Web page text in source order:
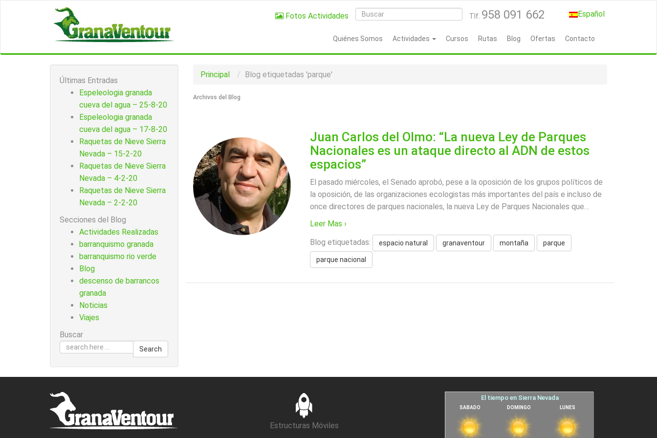
Español
Fotos Actividades Tlf. 958 091 662
Quiénes Somos Actividades Cursos Rutas Blog Ofertas Contacto
Principal Blog etiquetadas 'parque'
Archivos del Blog
Juan Carlos del Olmo: “La nueva Ley de Parques
Nacionales es un ataque directo al ADN de estos
espacios”
El pasado miércoles, el Senado aprobó, pese a la oposición de los grupos políticos de
la oposición, de las organizaciones ecologistas más importantes del país e incluso de
once directores de parques nacionales, la nueva Ley de Parques Nacionales que…
Leer Mas ›
Blog etiquetadas: espacio natural granaventour montaña parque
parque nacional
Últimas Entradas
Espeleologia granada
cueva del agua – 25-8-20
Espeleologia granada
cueva del agua – 17-8-20
Raquetas de Nieve Sierra
Nevada – 15-2-20
Raquetas de Nieve Sierra
Nevada – 4-2-20
Raquetas de Nieve Sierra
Nevada – 2-2-20
Secciones del Blog
Actividades Realizadas
barranquismo granada
barranquismo rio verde
Blog
descenso de barrancos
granada
Noticias
Viajes
Buscar
Search
Estructuras Móviles